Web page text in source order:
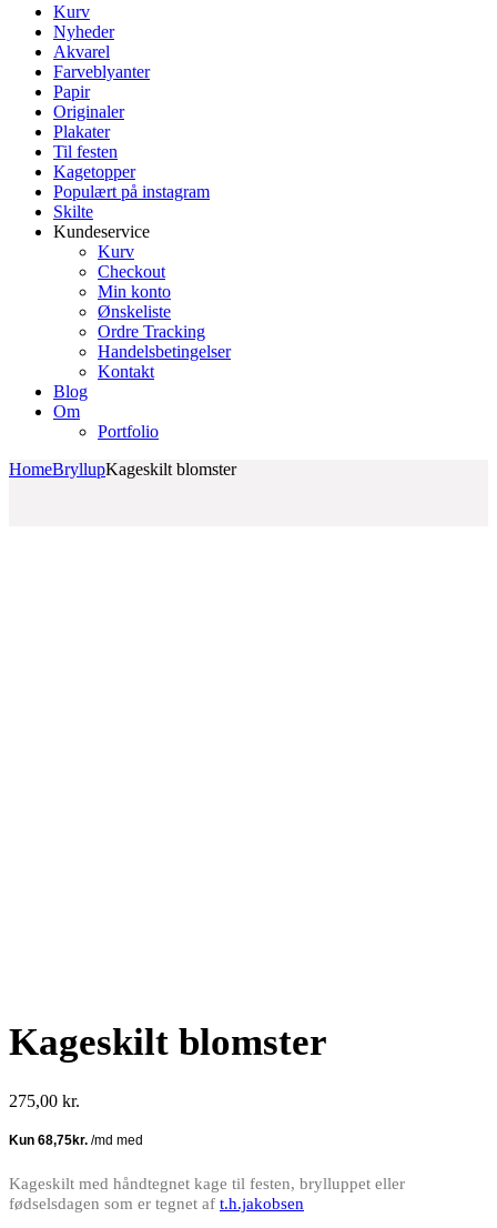
Kurv
Nyheder
Akvarel
Farveblyanter
Papir
Originaler
Plakater
Til festen
Kagetopper
Populært på instagram
Skilte
Kundeservice
Kurv
Checkout
Min konto
Ønskeliste
Ordre Tracking
Handelsbetingelser
Kontakt
Blog
Om
Portfolio
HomeBryllupKageskilt blomster
Kageskilt blomster
275,00 kr.
Kageskilt med håndtegnet kage til festen, brylluppet eller
fødselsdagen som er tegnet af t.h.jakobsen